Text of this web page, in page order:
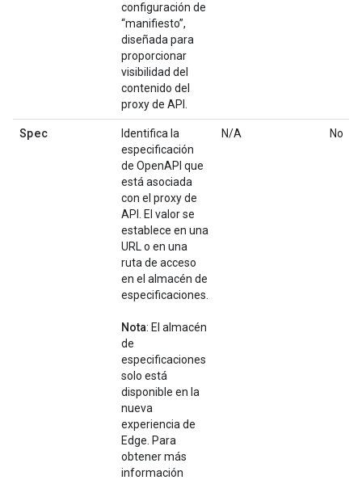
configuración de
“manifiesto”,
diseñada para
proporcionar
visibilidad del
contenido del
proxy de API.
Spec
Identifica la
especificación
de OpenAPI que
está asociada
con el proxy de
API. El valor se
establece en una
URL o en una
ruta de acceso
en el almacén de
especificaciones.
Nota: El almacén
de
especificaciones
solo está
disponible en la
nueva
experiencia de
Edge. Para
obtener más
información
N/A No